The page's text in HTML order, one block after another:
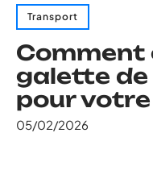
Transport
Comment
galette de
pour
05/02/2026